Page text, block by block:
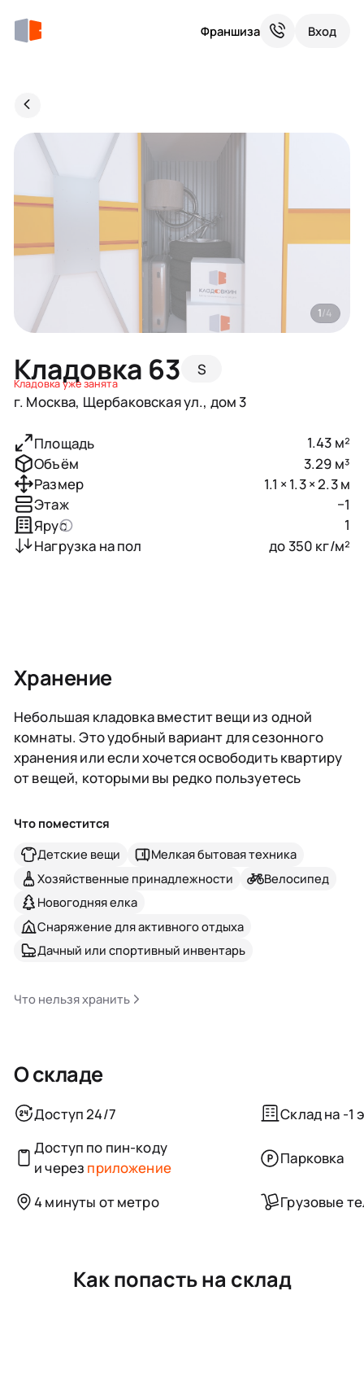
Франшиза Вход
Кладовка 63 S
Кладовка уже занята
г. Москва, Щербаковская ул., дом 3
1/4
Площадь
1.43 м²
Объём
3.29 м³
Размер
1.1 × 1.3 × 2.3 м
Этаж
−1
Ярус
1
Нагрузка на пол
до 350 кг/м²
Хранение
Небольшая кладовка вместит вещи из одной
комнаты. Это удобный вариант для сезонного
хранения или если хочется освободить квартиру
от вещей, которыми вы редко пользуетесь
Что поместится
Детские вещи
Мелкая бытовая техника
Хозяйственные принадлежности
Велосипед
Новогодняя елка
Снаряжение для активного отдыха
Дачный или спортивный инвентарь
Что нельзя хранить
О складе
Доступ 24/7
Склад на -1
Доступ по пин-коду
и через приложение
Парковка
4 минуты от метро Грузовые
Как попасть на склад